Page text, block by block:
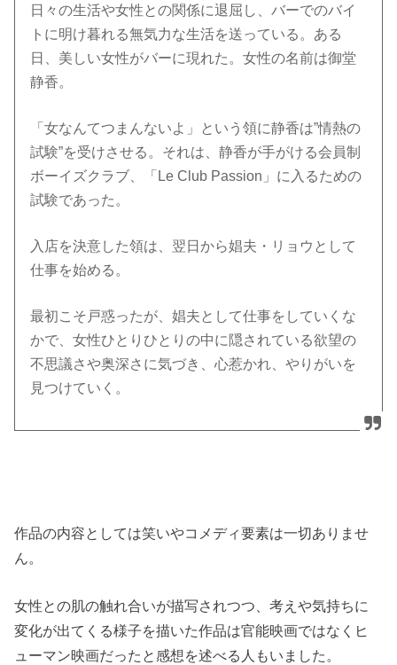
日々の生活や女性との関係に退屈し、バーでのバイ
トに明け暮れる無気力な生活を送っている。ある
日、美しい女性がバーに現れた。女性の名前は御堂
静香。
「女なんてつまんないよ」という領に静香は”情熱の
試験”を受けさせる。それは、静香が手がける会員制
ボーイズクラブ、「Le Club Passion」に入るための
試験であった。
入店を決意した領は、翌日から娼夫・リョウとして
仕事を始める。
最初こそ戸惑ったが、娼夫として仕事をしていくな
かで、女性ひとりひとりの中に隠されている欲望の
不思議さや奥深さに気づき、心惹かれ、やりがいを
見つけていく。
作品の内容としては笑いやコメディ要素は一切ありませ
ん。
女性との肌の触れ合いが描写されつつ、考えや気持ちに
変化が出てくる様子を描いた作品は官能映画ではなくヒ
ューマン映画だったと感想を述べる人もいました。